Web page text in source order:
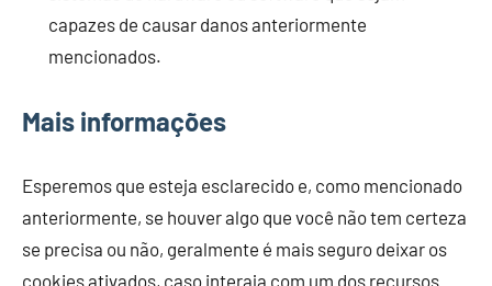
capazes de causar danos anteriormente
mencionados.
Mais informações
Esperemos que esteja esclarecido e, como mencionado
anteriormente, se houver algo que você não tem certeza
se precisa ou não, geralmente é mais seguro deixar os
cookies ativados, caso interaja com um dos recursos